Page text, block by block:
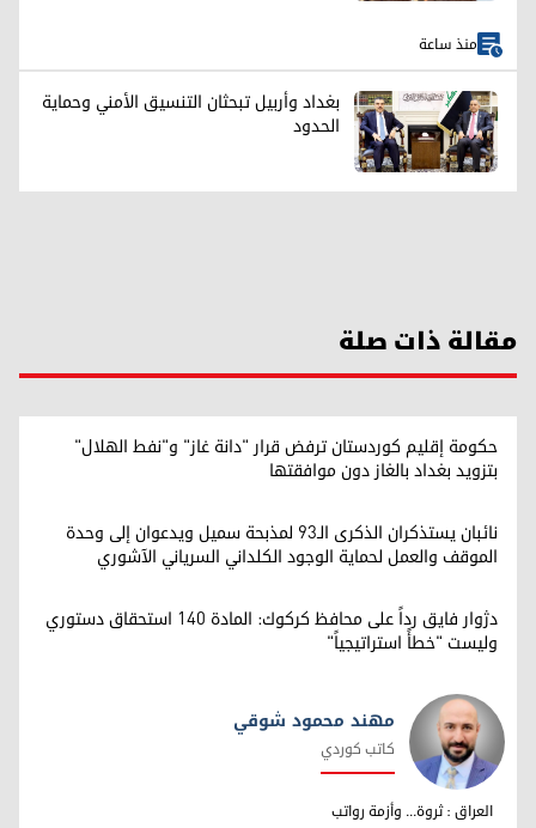
منذ ساعة
بغداد وأربيل تبحثان التنسيق الأمني وحماية
الحدود
مقالة ذات صلة
حكومة إقليم كوردستان ترفض قرار "دانة غاز" و"نفط الهلال"
بتزويد بغداد بالغاز دون موافقتها
نائبان يستذكران الذكرى الـ93 لمذبحة سميل ويدعوان إلى وحدة
الموقف والعمل لحماية الوجود الكلداني السرياني الآشوري
دژوار فايق رداً على محافظ كركوك: المادة 140 استحقاق دستوري
وليست "خطأً استراتيجياً"
مهند محمود شوقي
مهند محمود شوقي
كاتب كوردي
العراق : ثروة... وأزمة رواتب